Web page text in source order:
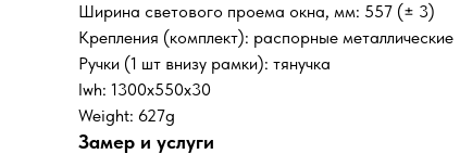
Ширина светового проема окна, мм: 557 (± 3)
Крепления (комплект): распорные металлические
Ручки (1 шт внизу рамки): тянучка
lwh: 1300x550x30
Weight: 627g
Замер и услуги